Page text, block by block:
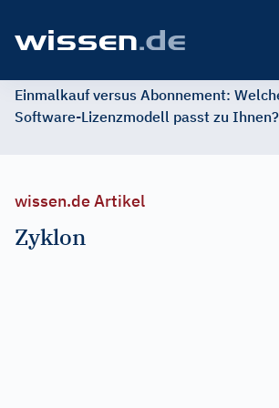
Einmalkauf versus Abonnement:
Software-Lizenzmodell passt zu Ihnen?
wissen.de Artikel
Zyklon